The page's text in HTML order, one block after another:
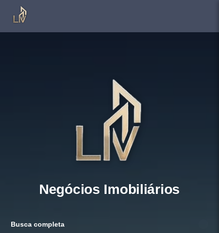
Negócios Imobiliários
Busca completa